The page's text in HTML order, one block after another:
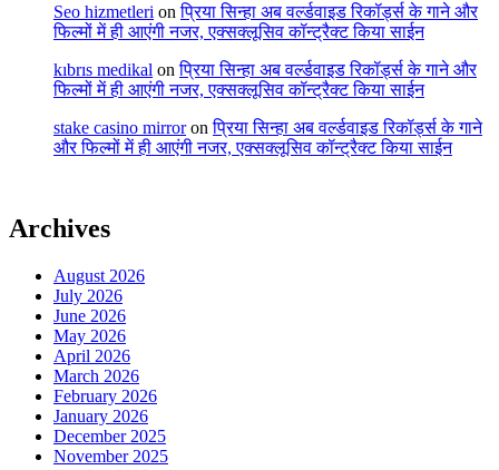
Seo hizmetleri onप्रिया सिन्हा अब वर्ल्डवाइड रिकॉर्ड्स के गाने और
फिल्मों में ही आएंगी नजर, एक्सक्लूसिव कॉन्ट्रैक्ट किया साईन
kıbrıs medikal onप्रिया सिन्हा अब वर्ल्डवाइड रिकॉर्ड्स के गाने और
फिल्मों में ही आएंगी नजर, एक्सक्लूसिव कॉन्ट्रैक्ट किया साईन
stake casino mirroronप्रिया सिन्हा अब वर्ल्डवाइड रिकॉर्ड्स के गाने
और फिल्मों में ही आएंगी नजर, एक्सक्लूसिव कॉन्ट्रैक्ट किया साईन
Archives
August 2026
July 2026
June 2026
May 2026
April 2026
March 2026
February 2026
January 2026
December 2025
November 2025